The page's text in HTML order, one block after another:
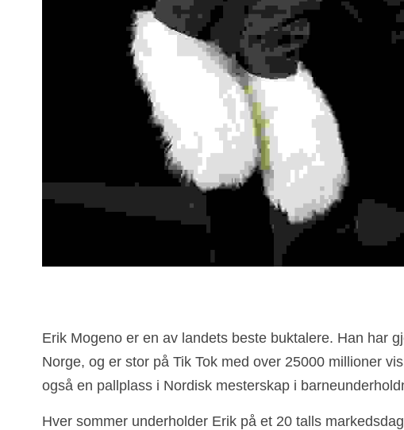
Erik Mogeno er en av landets beste buktalere. Han har
Norge, og er stor på Tik Tok med over 25000 millioner
også en pallplass i Nordisk mesterskap i
Hver sommer underholder Erik på et 20 talls